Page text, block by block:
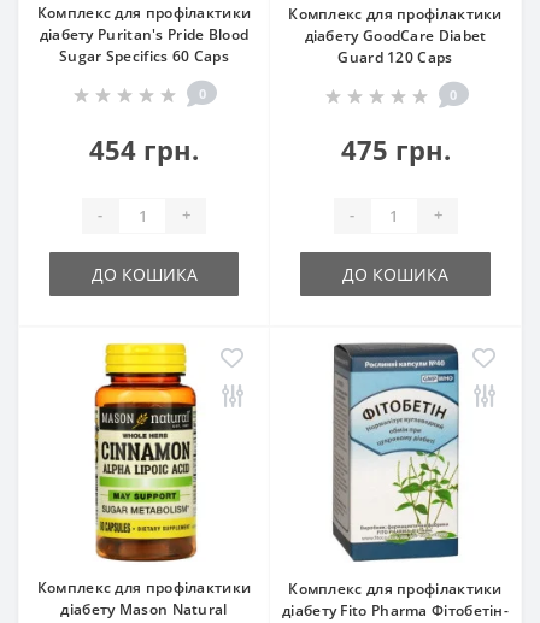
Комплекс для профілактики
діабету Puritan's Pride Blood
Sugar Specifics 60 Caps
0
454 грн.
- +
ДО КОШИКА
Комплекс для профілактики
діабету GoodCare Diabet
Guard 120 Caps
0
475 грн.
- +
ДО КОШИКА
Комплекс для профілактики
діабету Mason Natural
Комплекс для профілактики
діабету Fito Pharma Фітобетін-